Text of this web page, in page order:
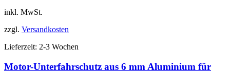
inkl. MwSt.
zzgl. Versandkosten
Lieferzeit: 2-3 Wochen
Motor-Unterfahrschutz aus 6 mm Aluminium für